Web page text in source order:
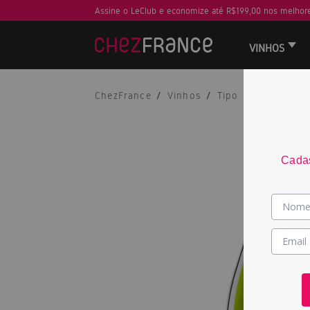
Assine o LeClub e economize até R$199,00 nos
VINHOS
ChezFrance Vinhos Tipo